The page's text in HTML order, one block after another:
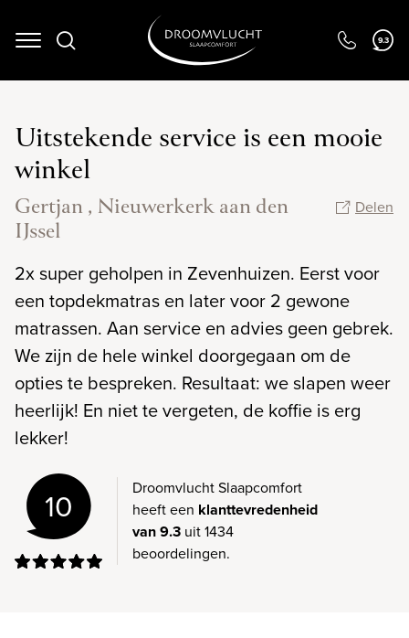
Navigation 9.3
Uitstekende service is een mooie
winkel
Gertjan , Nieuwerkerk aan den
IJssel
Delen
2x super geholpen in Zevenhuizen. Eerst voor
een topdekmatras en later voor 2 gewone
matrassen. Aan service en advies geen gebrek.
We zijn de hele winkel doorgegaan om de
opties te bespreken. Resultaat: we slapen weer
heerlijk! En niet te vergeten, de koffie is erg
lekker!
10
Droomvlucht Slaapcomfort
heeft een klanttevredenheid
van 9.3 uit 1434
beoordelingen.